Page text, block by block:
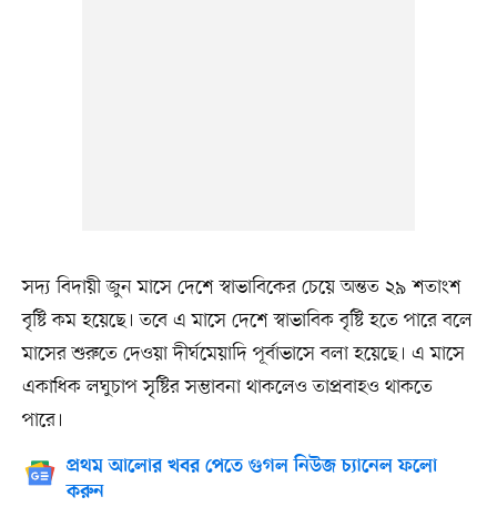
সদ্য বিদায়ী জুন মাসে দেশে স্বাভাবিকের চেয়ে অন্তত ২৯ শতাংশ
বৃষ্টি কম হয়েছে। তবে এ মাসে দেশে স্বাভাবিক বৃষ্টি হতে পারে বলে
মাসের শুরুতে দেওয়া দীর্ঘমেয়াদি পূর্বাভাসে বলা হয়েছে। এ মাসে
একাধিক লঘুচাপ সৃষ্টির সম্ভাবনা থাকলেও তাপ্রবাহও থাকতে
পারে।
প্রথম আলোর খবর পেতে গুগল নিউজ চ্যানেল ফলো
করুন